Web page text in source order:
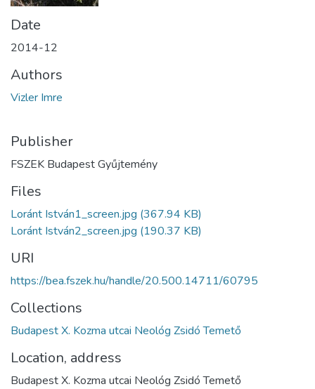
Date
2014-12
Authors
Vizler Imre
Publisher
FSZEK Budapest Gyűjtemény
Files
Loránt István1_screen.jpg (367.94 KB)
Loránt István2_screen.jpg (190.37 KB)
URI
https://bea.fszek.hu/handle/20.500.14711/60795
Collections
Budapest X. Kozma utcai Neológ Zsidó Temető
Location, address
Budapest X. Kozma utcai Neológ Zsidó Temető